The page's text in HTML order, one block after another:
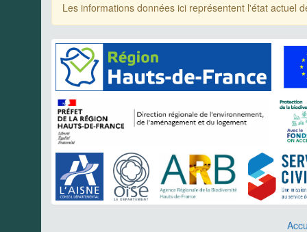
Les informations données ici représentent l'état actuel